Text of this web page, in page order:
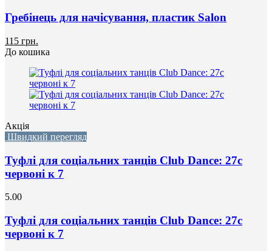
Гребінець для начісування, пластик Salon
115 грн.
До кошика
Акція
Швидкий перегляд
Туфлі для соціальних танців Club Dance: 27с
червоні к 7
5.00
Туфлі для соціальних танців Club Dance: 27с
червоні к 7